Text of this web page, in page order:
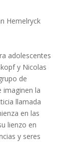
Hemelryck
adolescentes
y Nicolas
de
imaginen la
llamada
en las
lienzo en
y seres